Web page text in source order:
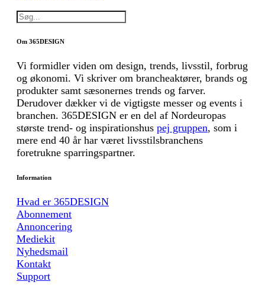
Om 365DESIGN
Vi formidler viden om design, trends, livsstil, forbrug
og økonomi. Vi skriver om brancheaktører, brands og
produkter samt sæsonernes trends og farver.
Derudover dækker vi de vigtigste messer og events i
branchen. 365DESIGN er en del af Nordeuropas
største trend- og inspirationshus pej gruppen, som i
mere end 40 år har været livsstilsbranchens
foretrukne sparringspartner.
Information
Hvad er 365DESIGN
Abonnement
Annoncering
Mediekit
Nyhedsmail
Kontakt
Support